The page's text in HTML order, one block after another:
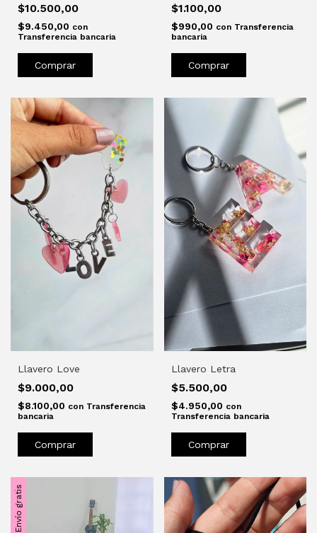
$10.500,00
$9.450,00 con
Transferencia bancaria
$1.100,00
$990,00 con Transferencia
bancaria
Comprar
Llavero Love
$9.000,00
$8.100,00 con Transferencia
bancaria
Llavero Letra
$5.500,00
$4.950,00 con
Transferencia bancaria
Envío gratis